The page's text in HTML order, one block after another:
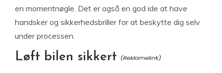
en momentnøgle. Det er også en god ide at have
handsker og sikkerhedsbriller for at beskytte dig selv
under processen.
Løft bilen sikkert